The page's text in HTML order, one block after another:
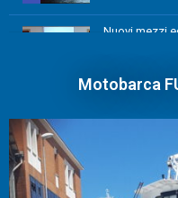
Nuovi mezzi
Motobarca